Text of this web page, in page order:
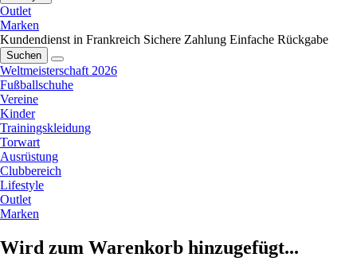
Outlet
Marken
Kundendienst in Frankreich Sichere Zahlung Einfache Rückgabe
Suchen
Weltmeisterschaft 2026
Fußballschuhe
Vereine
Kinder
Trainingskleidung
Torwart
Ausrüstung
Clubbereich
Lifestyle
Outlet
Marken
Wird zum Warenkorb hinzugefügt...